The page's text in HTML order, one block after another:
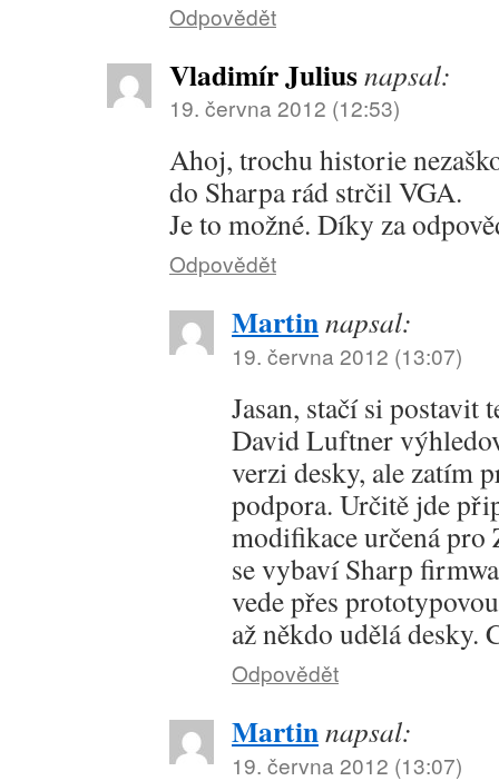
Odpovědět
Vladimír Juliusnapsal:
19. června 2012 (12:53)
Ahoj, trochu historie
do Sharpa rád strčil VGA.
Je to možné. Díky za
Odpovědět
Martinnapsal:
19. června 2012 (13:07)
Jasan, stačí si postavit
David Luftner
verzi desky, ale zatím
podpora. Určitě jde
modifikace určená
se vybaví Sharp
vede přes
až někdo udělá
Odpovědět
Martinnapsal:
19. června 2012 (13:07)